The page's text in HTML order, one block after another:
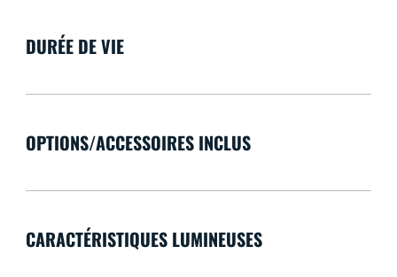
DURÉE DE VIE
OPTIONS/ACCESSOIRES INCLUS
CARACTÉRISTIQUES LUMINEUSES